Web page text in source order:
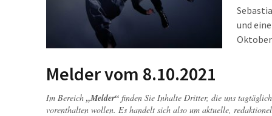
und
Oktober
Melder vom 8.10.2021
Im Bereich „Melder“ finden Sie Inhalte Dritter, die uns
vorenthalten wollen. Es handelt sich also um aktuelle,